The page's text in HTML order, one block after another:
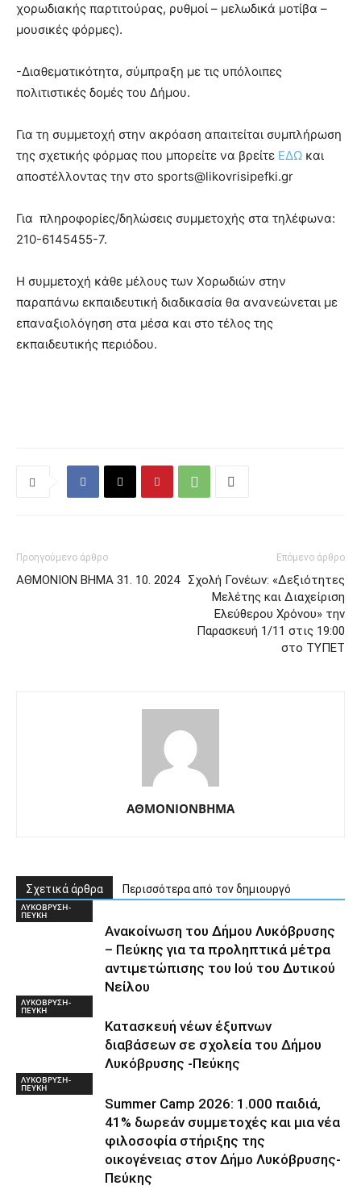
χορωδιακής παρτιτούρας, ρυθμοί – μελωδικά μοτίβα –
μουσικές φόρμες).
-Διαθεματικότητα, σύμπραξη με τις υπόλοιπες
πολιτιστικές δομές του Δήμου.
Για τη συμμετοχή στην ακρόαση απαιτείται συμπλήρωση
της σχετικής φόρμας που μπορείτε να βρείτε ΕΔΩ και
αποστέλλοντας την στο sports@likovrisipefki.gr
Για πληροφορίες/δηλώσεις συμμετοχής στα τηλέφωνα:
210-6145455-7.
Η συμμετοχή κάθε μέλους των Χορωδιών στην
παραπάνω εκπαιδευτική διαδικασία θα ανανεώνεται με
επαναξιολόγηση στα μέσα και στο τέλος της
εκπαιδευτικής περιόδου.
Προηγούμενο άρθρο
ΑΘΜΟΝΙΟΝ ΒΗΜΑ 31. 10. 2024
Επόμενο άρθρο
Σχολή Γονέων: «Δεξιότητες
Μελέτης και Διαχείριση
Ελεύθερου Χρόνου» την
Παρασκευή 1/11 στις 19:00
στο ΤΥΠΕΤ
ΑΘΜΟΝΙΟΝΒΗΜΑ
Σχετικά άρθρα Περισσότερα από τον δημιουργό
ΛΥΚΟΒΡΥΣΗ-
ΠΕΥΚΗ
Ανακοίνωση του Δήμου Λυκόβρυσης
– Πεύκης για τα προληπτικά μέτρα
αντιμετώπισης του Ιού του Δυτικού
Νείλου
ΛΥΚΟΒΡΥΣΗ-
ΠΕΥΚΗ
Κατασκευή νέων έξυπνων
διαβάσεων σε σχολεία του Δήμου
Λυκόβρυσης -Πεύκης
ΛΥΚΟΒΡΥΣΗ-
ΠΕΥΚΗ
Summer Camp 2026: 1.000 παιδιά,
41% δωρεάν συμμετοχές και μια νέα
φιλοσοφία στήριξης της
οικογένειας στον Δήμο Λυκόβρυσης-
Πεύκης